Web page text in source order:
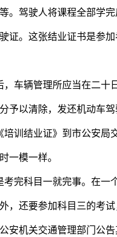
。驾驶人将课程全部学
证。这张结业证书是参
，车辆管理所应当在二
予以清除，发还机动车
培训结业证》到市公安局
一模一样。
考完科目一就完事。在一
，还要参加科目三的考
安机关交通管理部门公